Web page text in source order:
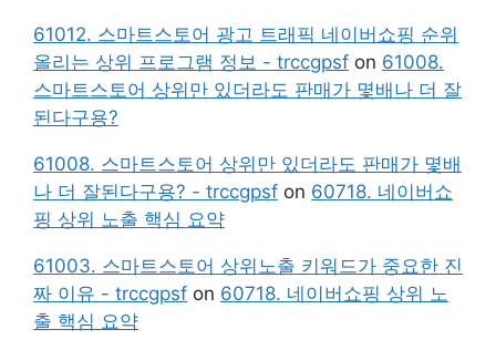
61012. 스마트스토어 광고 트래픽 네이버쇼핑 순위
올리는 상위 프로그램 정보 - trccgpsf on 61008.
스마트스토어 상위만 있더라도 판매가 몇배나 더 잘
된다구용?
61008. 스마트스토어 상위만 있더라도 판매가 몇배
나 더 잘된다구용? - trccgpsf on 60718. 네이버쇼
핑 상위 노출 핵심 요약
61003. 스마트스토어 상위노출 키워드가 중요한 진
짜 이유 - trccgpsf on 60718. 네이버쇼핑 상위 노
출 핵심 요약